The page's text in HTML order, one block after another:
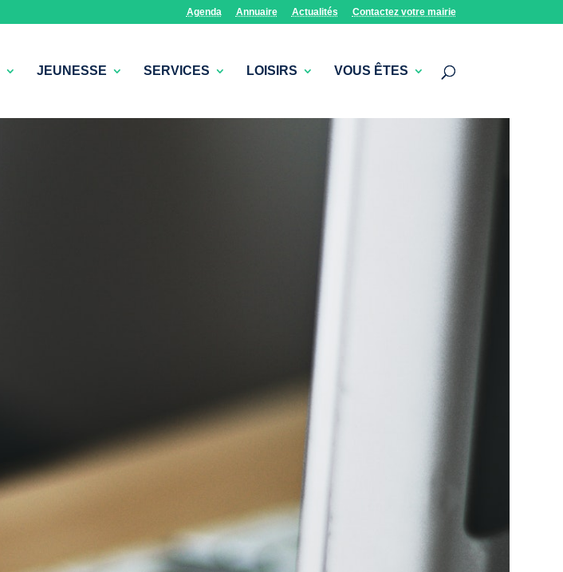
Agenda Annuaire Actualités Contactez votre mairie
JEUNESSE SERVICES LOISIRS VOUS ÊTES